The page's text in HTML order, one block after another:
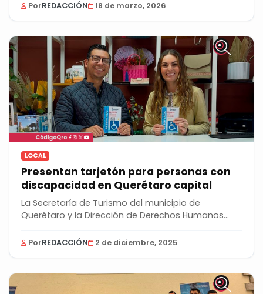
PorREDACCIÓN 18 de marzo, 2026
LOCAL
Presentan tarjetón para personas con
discapacidad en Querétaro capital
La Secretaría de Turismo del municipio de
Querétaro y la Dirección de Derechos Humanos
PorREDACCIÓN 2 de diciembre, 2025